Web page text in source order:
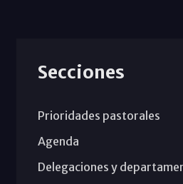
Secciones
Prioridades pastorales
Agenda
Delegaciones y